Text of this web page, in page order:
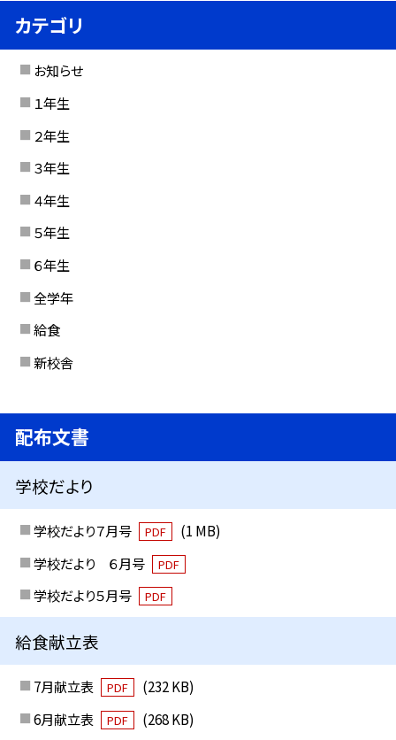
カテゴリ
お知らせ
１年生
２年生
３年生
４年生
５年生
６年生
全学年
給食
新校舎
配布文書
学校だより
学校だより７月号 PDF
(1 MB)
学校だより ６月号
PDF
学校だより５月号 PDF
給食献立表
7月献立表 PDF
(232 KB)
6月献立表
PDF
(268 KB)